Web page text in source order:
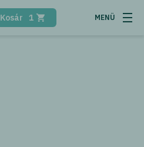
Kosár 1